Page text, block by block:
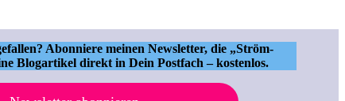
Abonniere meinen Newsletter, die „Ström-
Blogartikel direkt in Dein Postfach – kostenlos.